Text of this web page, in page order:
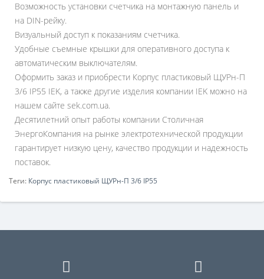
Возможность установки счетчика на монтажную панель и
на DIN-рейку.
Визуальный доступ к показаниям счетчика.
Удобные съемные крышки для оперативного доступа к
автоматическим выключателям.
Оформить заказ и приобрести Корпус пластиковый ЩУРн-П
3/6 IP55 IEK, а также другие изделия компании IEK можно на
нашем сайте sek.com.ua.
Десятилетний опыт работы компании Столичная
ЭнергоКомпания на рынке электротехнической продукции
гарантирует низкую цену, качество продукции и надежность
поставок.
Теги: Корпус пластиковый ЩУРн-П 3/6 IP55